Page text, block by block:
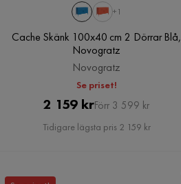
+1
Cache Skänk 100x40 cm 2 Dörrar Blå,
Novogratz
Novogratz
Se priset!
Pris
2 159 krOriginal
Pris
Förr 3 599 kr
Tidigare lägsta pris 2 159 kr